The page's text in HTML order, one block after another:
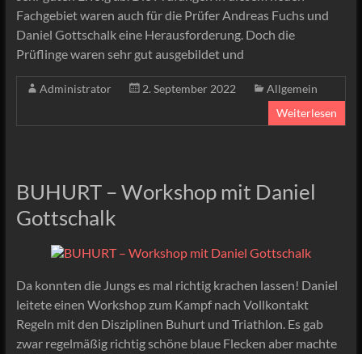
Fachgebiet waren auch für die Prüfer Andreas Fuchs und
Daniel Gottschalk eine Herausforderung. Doch die
Prüflinge waren sehr gut ausgebildet und
Administrator 2. September 2022
Allgemein
Weiterlesen
BUHURT – Workshop mit Daniel
Gottschalk
Da konnten die Jungs es mal richtig krachen lassen! Daniel
leitete einen Workshop zum Kampf nach Vollkontakt
Regeln mit den Disziplinen Buhurt und Triathlon. Es gab
zwar regelmäßig richtig schöne blaue Flecken aber machte